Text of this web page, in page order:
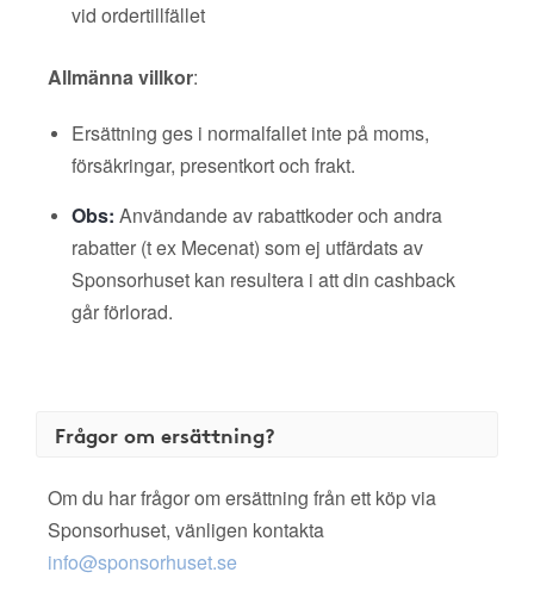
vid ordertillfället
Allmänna villkor:
Ersättning ges i normalfallet inte på moms,
försäkringar, presentkort och frakt.
Obs: Användande av rabattkoder och andra
rabatter (t ex Mecenat) som ej utfärdats av
Sponsorhuset kan resultera i att din cashback
går förlorad.
Frågor om ersättning?
Om du har frågor om ersättning från ett köp via
Sponsorhuset, vänligen kontakta
info@sponsorhuset.se